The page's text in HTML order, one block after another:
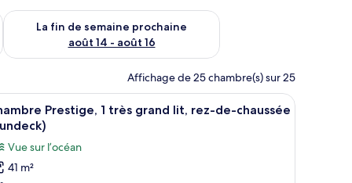
semaine août 7 - août 9
La fin de semaine prochaine
août 14 - août 16
Vérifier la disponibilité pour la fin de semaine prochaine août
Affichage de 25 chambre(s) sur 25
bureau avec une chaise, une télévision et une vue sur l’océan.
Une chambre d’hôtel avec un grand lit, un
9
Prestige, 1 très grand lit, rez-de-chaussée
Vue sur l’océan
41 m²